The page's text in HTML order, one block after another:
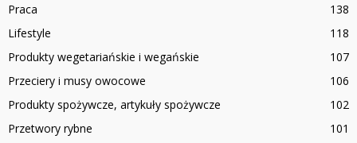
Praca
138
Lifestyle
118
Produkty wegetariańskie i wegańskie
107
Przeciery i musy owocowe
106
Produkty spożywcze, artykuły spożywcze
102
Przetwory rybne
101